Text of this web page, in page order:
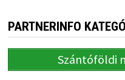
PARTNERINFO
Szántóföldi